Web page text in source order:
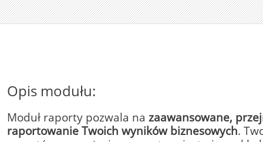
Opis modułu:
Moduł raporty pozwala na zaawansowane,
raportowanie Twoich wyników biznesowych.